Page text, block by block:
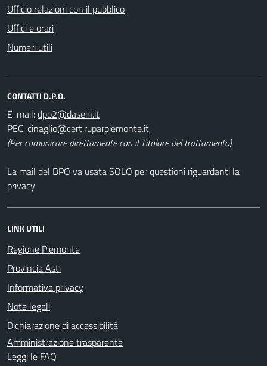
Ufficio relazioni con il pubblico
Uffici e orari
Numeri utili
CONTATTI D.P.O.
E-mail:
PEC:
(Per comunicare direttamente con il Titolare del trattamento)
La mail del DPO va usata SOLO per questioni riguardanti la
privacy
LINK UTILI
Regione Piemonte
Provincia Asti
Informativa privacy
Note legali
Dichiarazione di accessibilità
Amministrazione trasparente
Leggi le FAQ